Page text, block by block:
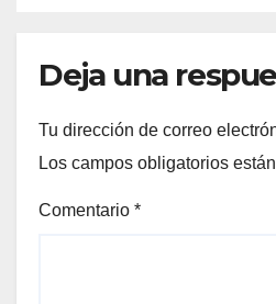
Deja una
Tu dirección de correo
Los campos obligatorios
Comentario *